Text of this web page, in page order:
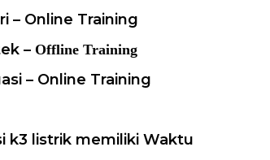
– Online Training
– Offline Training
– Online Training
k3 listrik memiliki Waktu